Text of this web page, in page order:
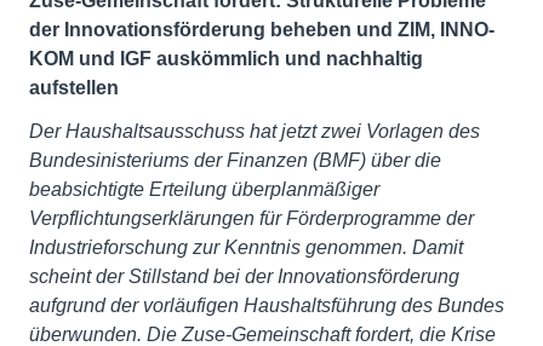
der Innovationsförderung beheben und ZIM, INNO-
KOM und IGF auskömmlich und nachhaltig
aufstellen
Der Haushaltsausschuss hat jetzt zwei Vorlagen des
Bundesinisteriums der Finanzen (BMF) über die
beabsichtigte Erteilung überplanmäßiger
Verpflichtungserklärungen für Förderprogramme der
Industrieforschung zur Kenntnis genommen. Damit
scheint der Stillstand bei der Innovationsförderung
aufgrund der vorläufigen Haushaltsführung des Bundes
überwunden. Die Zuse-Gemeinschaft fordert, die Krise